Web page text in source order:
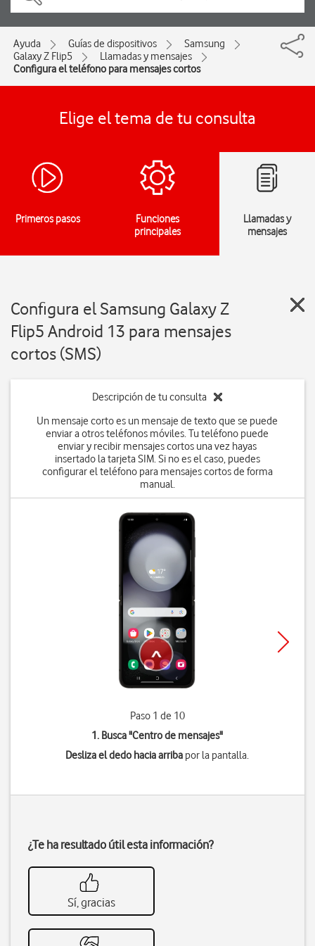
Ayuda Guías de dispositivos
Samsung
Galaxy Z Flip5
Llamadas y mensajes
Configura el teléfono para mensajes cortos
Elige el tema de tu consulta
Primeros pasos
Funciones
principales
Llamadas y
mensajes
Configura el Samsung Galaxy Z
Flip5 Android 13 para mensajes
cortos (SMS)
Descripción de tu consulta
Un mensaje corto es un mensaje de texto que se puede
enviar a otros teléfonos móviles. Tu teléfono puede
enviar y recibir mensajes cortos una vez hayas
insertado la tarjeta SIM. Si no es el caso, puedes
configurar el teléfono para mensajes cortos de forma
manual.
Paso 1 de 10
1. Busca "Centro de mensajes"
Desliza el dedo hacia arriba por la pantalla.
¿Te ha resultado útil esta información?
Sí, gracias